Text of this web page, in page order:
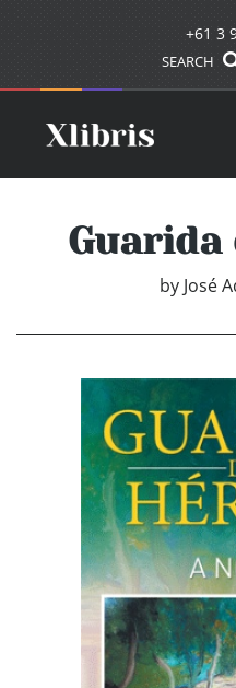
+61 3
SEARCH
Guarida
by José